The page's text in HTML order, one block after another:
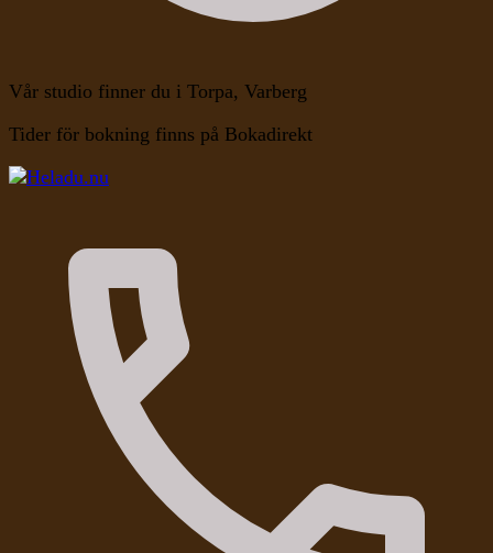
Vår studio finner du i Torpa, Varberg
Tider för bokning finns på Bokadirekt
Heladu.nu